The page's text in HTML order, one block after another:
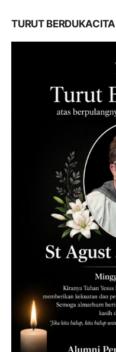
TURUT BERDUKACITA